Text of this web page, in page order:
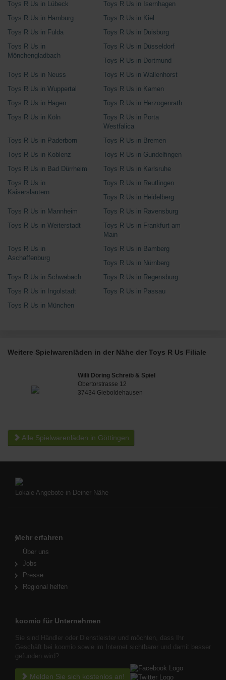
Toys R Us in Lübeck
Toys R Us in Isernhagen
Toys R Us in Hamburg
Toys R Us in Kiel
Toys R Us in Fulda
Toys R Us in Duisburg
Toys R Us in
Mönchengladbach
Toys R Us in Düsseldorf
Toys R Us in Dortmund
Toys R Us in Neuss
Toys R Us in Wallenhorst
Toys R Us in Wuppertal
Toys R Us in Kamen
Toys R Us in Hagen
Toys R Us in Herzogenrath
Toys R Us in Köln
Toys R Us in Porta
Westfalica
Toys R Us in Paderborn
Toys R Us in Bremen
Toys R Us in Koblenz
Toys R Us in Gundelfingen
Toys R Us in Bad Dürrheim
Toys R Us in Karlsruhe
Toys R Us in
Kaiserslautern
Toys R Us in Reutlingen
Toys R Us in Heidelberg
Toys R Us in Mannheim
Toys R Us in Ravensburg
Toys R Us in Weiterstadt
Toys R Us in Frankfurt am
Main
Toys R Us in
Aschaffenburg
Toys R Us in Bamberg
Toys R Us in Nürnberg
Toys R Us in Schwabach
Toys R Us in Regensburg
Toys R Us in Ingolstadt
Toys R Us in Passau
Toys R Us in München
Weitere Spielwarenläden in der Nähe der Toys R Us Filiale
Willi Döring Schreib & Spiel
Obertorstrasse 12
37434 Gieboldehausen
Alle Spielwarenläden in Göttingen
Lokale Angebote in Deiner Nähe
Mehr erfahren
Über uns
Jobs
Presse
Regional helfen
koomio für Unternehmen
Sie sind Händler oder Dienstleister und möchten, dass Ihr
Geschäft bei koomio sowie im Internet sichtbarer und damit besser
gefunden wird?
Melden Sie sich kostenlos an!